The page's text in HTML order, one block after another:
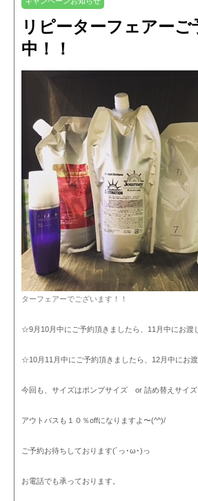
リピーターフェアーご
中！！
ターフェアーでございます！！
☆9月10月中にご予約頂きましたら、11月中にお渡
☆10月11月中にご予約頂きましたら、12月中にお渡
今回も、サイズはポンプサイズ or 詰め替えサイズ
アウトバスも１０％offになりますよ〜(^^)/
ご予約お待ちしております(´っ･ω･)っ
お電話でも承っております。